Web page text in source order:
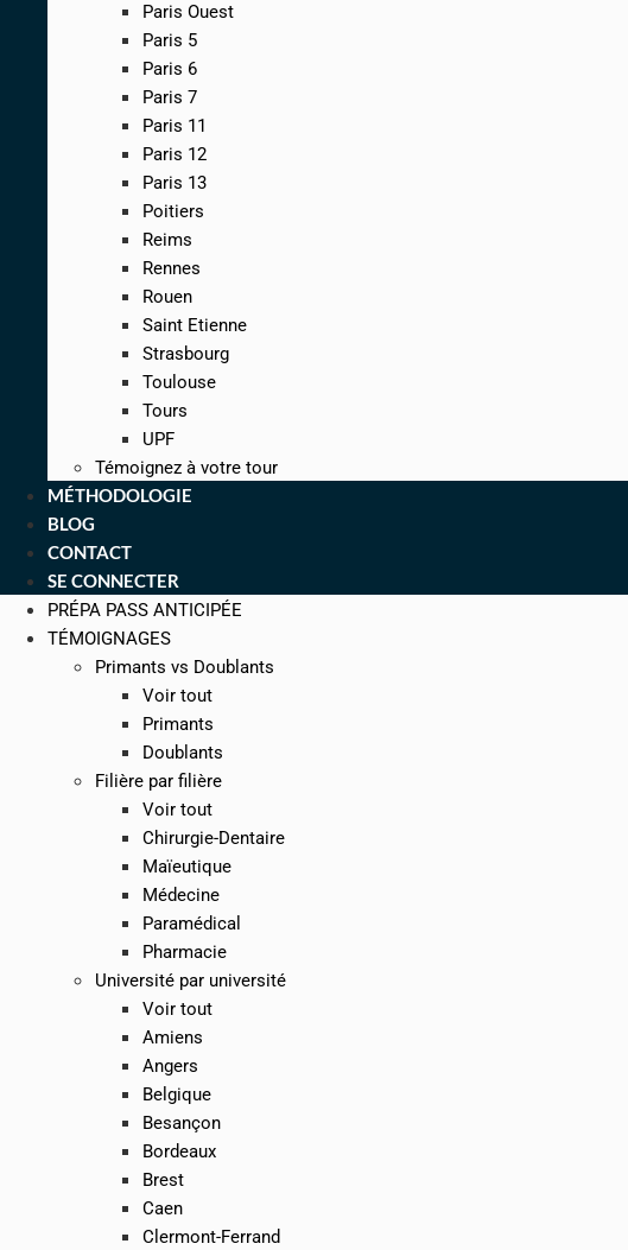
Paris Ouest
Paris 5
Paris 6
Paris 7
Paris 11
Paris 12
Paris 13
Poitiers
Reims
Rennes
Rouen
Saint Etienne
Strasbourg
Toulouse
Tours
UPF
Témoignez à votre tour
MÉTHODOLOGIE
BLOG
CONTACT
SE CONNECTER
PRÉPA PASS ANTICIPÉE
TÉMOIGNAGES
Primants vs Doublants
Voir tout
Primants
Doublants
Filière par filière
Voir tout
Chirurgie-Dentaire
Maïeutique
Médecine
Paramédical
Pharmacie
Université par université
Voir tout
Amiens
Angers
Belgique
Besançon
Bordeaux
Brest
Caen
Clermont-Ferrand